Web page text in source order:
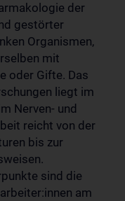
der
gestörter
Organismen,
mit
oder Gifte. Das
liegt im
Nerven- und
reicht von der
bis zur
sind die
am